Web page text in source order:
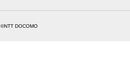
©NTT DOCOMO